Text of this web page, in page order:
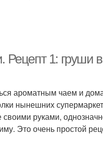
1: груши
ароматным чаем и
нынешних
своими руками,
Это очень простой